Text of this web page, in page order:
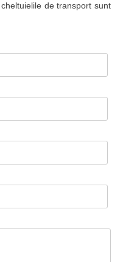
de transport sunt